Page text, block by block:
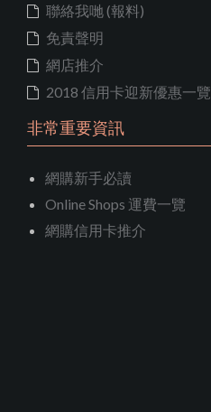
聯絡我哋 (報料)
免責聲明
網店推介
2018 信用卡迎新優惠一覽
非常重要資訊
網購新手必讀
Online Shops 運費一覽
網購信用卡推介